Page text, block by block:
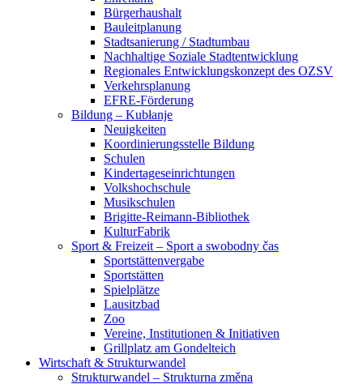
Bürgerhaushalt
Bauleitplanung
Stadtsanierung / Stadtumbau
Nachhaltige Soziale Stadtentwicklung
Regionales Entwicklungskonzept des OZSV
Verkehrsplanung
EFRE-Förderung
Bildung – Kubłanje
Neuigkeiten
Koordinierungsstelle Bildung
Schulen
Kindertageseinrichtungen
Volkshochschule
Musikschulen
Brigitte-Reimann-Bibliothek
KulturFabrik
Sport & Freizeit – Sport a swobodny čas
Sportstättenvergabe
Sportstätten
Spielplätze
Lausitzbad
Zoo
Vereine, Institutionen & Initiativen
Grillplatz am Gondelteich
Wirtschaft & Strukturwandel
Strukturwandel – Strukturna změna